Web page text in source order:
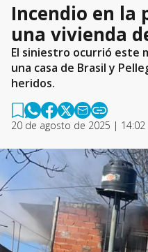
Incendio en la
una vivienda
El siniestro ocurrió este
una casa de Brasil y
heridos.
20 de agosto de 2025 | 14:02